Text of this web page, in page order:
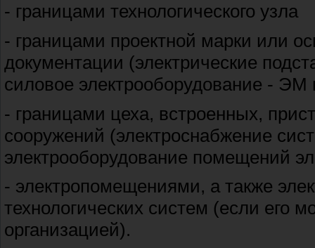
- границами технологического узла
- границами проектной марки или
документации (электрические
силовое электрооборудование - ЭМ
- границами цеха, встроенных,
сооружений (электроснабжение
электрооборудование помещений
- электропомещениями, а также
технологических систем (если его
организацией).